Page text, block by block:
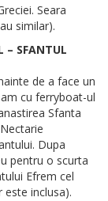
Seara
similar).
– SFANTUL
de a face un
cu ferryboat-ul
Sfanta
Dupa
pentru o scurta
Efrem cel
este inclusa).